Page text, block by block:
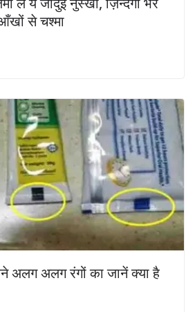
से चश्मा
अलग अलग रंगों का जानें क्‍या है